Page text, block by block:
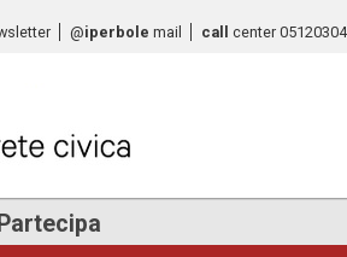
contenuto @iperbole mail call center
Partecipa